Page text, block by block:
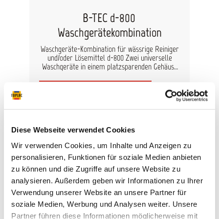
Diese Webseite verwendet Cookies
Wir verwenden Cookies, um Inhalte und Anzeigen zu
personalisieren, Funktionen für soziale Medien anbieten
zu können und die Zugriffe auf unsere Website zu
analysieren. Außerdem geben wir Informationen zu Ihrer
Verwendung unserer Website an unsere Partner für
soziale Medien, Werbung und Analysen weiter. Unsere
Partner führen diese Informationen möglicherweise mit
B-TEC d-800
Waschgerätekombination
Waschgeräte-Kombination für wässrige Reiniger
und/oder Lösemittel d-800 Zwei universelle
Waschgeräte in einem platzsparenden Gehäuse
manuelle Reinigung möglich für Lösemittel und
B-TEC-H2O-Reiniger Pinselbetrieb über Pumpe
Ausblasvorrichtung im tiefgezogenen
automatische Pistolenreinigung über
Automat dichtschließende Luftdurchflutung der
Pistolen während der automatischen Reinigung
hervorragende Reinigungsergebnisse – pro Seite
mit 12 Düsen alle Funktionen individuell
einstellbar Druckluftanschluss mit Aus- und
Abblaspistole fahrbare Auffangwanne zur
Aufnahme von 30, 58 und 60 Liter Gebinden –
leicht und schnell zu wechseln, auch bei geringen
Platzverhältnissen Optional: Pneumatischer
8.919,05 €*